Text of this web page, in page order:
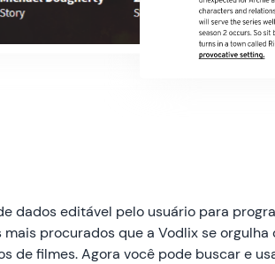
dados editável pelo usuário para
procurados que a Vodlix se orgulha
de filmes. Agora você pode buscar e